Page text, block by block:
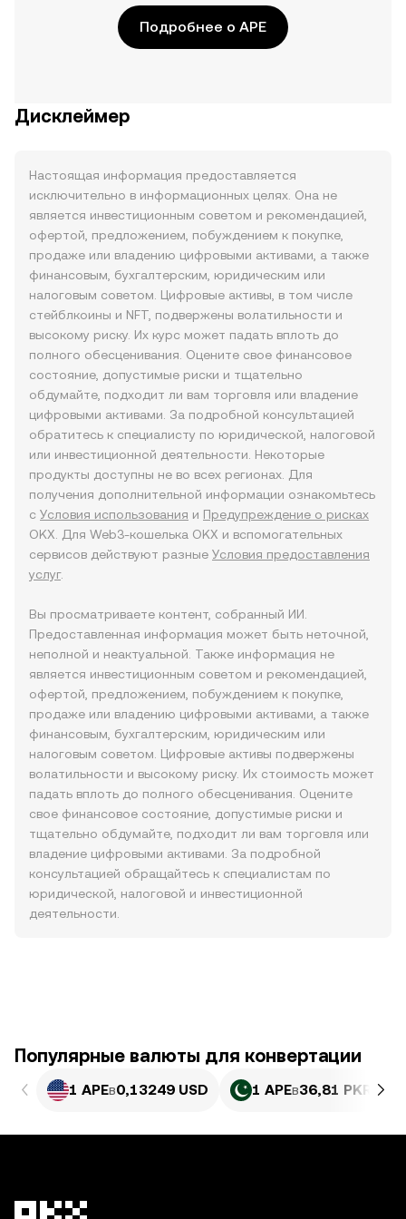
Подробнее о APE
Дисклеймер
Настоящая информация предоставляется
исключительно в информационных целях. Она не
является инвестиционным советом и рекомендацией,
офертой, предложением, побуждением к покупке,
продаже или владению цифровыми активами, а также
финансовым, бухгалтерским, юридическим или
налоговым советом. Цифровые активы, в том числе
стейблкоины и NFT, подвержены волатильности и
высокому риску. Их курс может падать вплоть до
полного обесценивания. Оцените свое финансовое
состояние, допустимые риски и тщательно
обдумайте, подходит ли вам торговля или владение
цифровыми активами. За подробной консультацией
обратитесь к специалисту по юридической, налоговой
или инвестиционной деятельности. Некоторые
продукты доступны не во всех регионах. Для
получения дополнительной информации ознакомьтесь
с Условия использования и Предупреждение о рисках
OKX. Для Web3-кошелька OKX и вспомогательных
сервисов действуют разные Условия предоставления
услуг.
Вы просматриваете контент, собранный ИИ.
Предоставленная информация может быть неточной,
неполной и неактуальной. Также информация не
является инвестиционным советом и рекомендацией,
офертой, предложением, побуждением к покупке,
продаже или владению цифровыми активами, а также
финансовым, бухгалтерским, юридическим или
налоговым советом. Цифровые активы подвержены
волатильности и высокому риску. Их стоимость может
падать вплоть до полного обесценивания. Оцените
свое финансовое состояние, допустимые риски и
тщательно обдумайте, подходит ли вам торговля или
владение цифровыми активами. За подробной
консультацией обращайтесь к специалистам по
юридической, налоговой и инвестиционной
деятельности.
Популярные валюты для конвертации
1 APEв0,13249 USD 1 APEв36,81 PKR